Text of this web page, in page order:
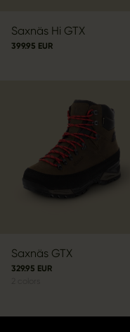
Saxnäs Hi GTX
399.95 EUR
Saxnäs GTX
329.95 EUR